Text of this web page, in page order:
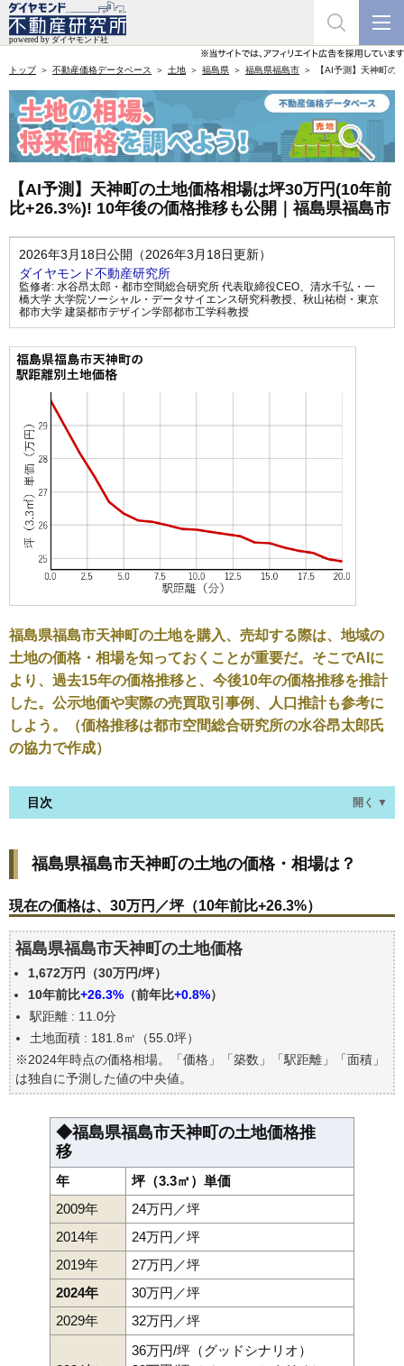
トップ 不動産価格データベース 土地 福島県 福島県福島市 【AI予測】天神町
【AI予測】天神町の土地価格相場は坪30万円(10年前
比+26.3%)! 10年後の価格推移も公開｜福島県福島市
2026年3月18日公開（2026年3月18日更新）
ダイヤモンド不動産研究所
監修者: 水谷昂太郎・都市空間総合研究所 代表取締役CEO、 清水千弘・一
橋大学 大学院ソーシャル・データサイエンス研究科教授、 秋山祐樹・東京
都市大学 建築都市デザイン学部都市工学科教授
福島県福島市天神町の土地を購入、売却する際は、地域の
土地の価格・相場を知っておくことが重要だ。そこでAIに
より、過去15年の価格推移と、今後10年の価格推移を推計
した。公示地価や実際の売買取引事例、人口推計も参考に
しよう。（価格推移は都市空間総合研究所の水谷昂太郎氏
の協力で作成）
目次 開く ▼
現在の価格は、30万円／坪（10年前比+26.3%）
価格を詳細に分析しよう
福島県福島市天神町の土地の過去の売買事例
公示地価はいくら
エリアの将来性を人口予想から検討しよう
自分の年収でいくらの不動産が買える？
福島県福島市天神町の土地の価格・相場は？
現在の価格は、30万円／坪（10年前比+26.3%）
福島県福島市天神町の土地価格
1,672万円（30万円/坪）
10年前比+26.3% （前年比+0.8%）
駅距離 : 11.0分
土地面積 : 181.8㎡（55.0坪）
※2024年時点の価格相場。「価格」「築数」「駅距離」「面積」
は独自に予測した値の中央値。
◆福島県福島市天神町の土地価格推
移
年
坪（3.3㎡）単価
2009年
24万円／坪
2014年
24万円／坪
2019年
27万円／坪
2024年
30万円／坪
2029年
32万円／坪
36万円/坪（グッドシナリオ）